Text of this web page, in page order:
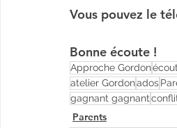
Vous pouvez le
Bonne écoute !
Approche Gordon
atelier Gordonados
gagnant gagnant
Parents